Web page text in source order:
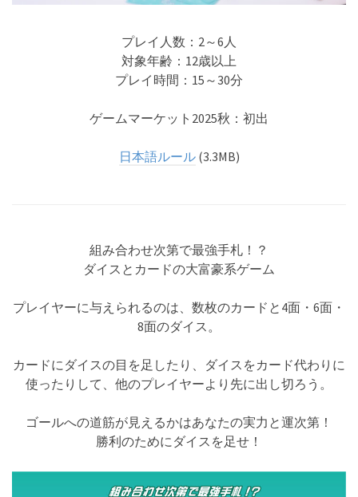
プレイ人数：2～6人
対象年齢：12歳以上
プレイ時間：15～30分
ゲームマーケット2025秋：初出
日本語ルール(3.3MB)
組み合わせ次第で最強手札！？
ダイスとカードの大富豪系ゲーム
プレイヤーに与えられるのは、数枚のカードと4面・6面・
8面のダイス。
カードにダイスの目を足したり、ダイスをカード代わりに
使ったりして、他のプレイヤーより先に出し切ろう。
ゴールへの道筋が見えるかはあなたの実力と運次第！
勝利のためにダイスを足せ！